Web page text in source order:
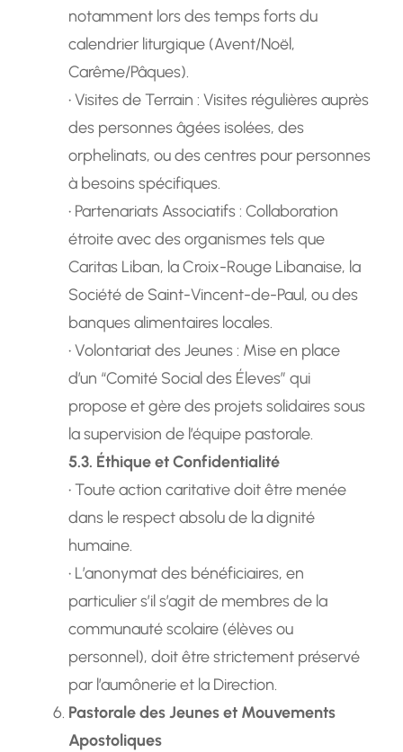
notamment lors des temps forts du
calendrier liturgique (Avent/Noël,
Carême/Pâques).
• Visites de Terrain : Visites régulières auprès
des personnes âgées isolées, des
orphelinats, ou des centres pour personnes
à besoins spécifiques.
• Partenariats Associatifs : Collaboration
étroite avec des organismes tels que
Caritas Liban, la Croix-Rouge Libanaise, la
Société de Saint-Vincent-de-Paul, ou des
banques alimentaires locales.
• Volontariat des Jeunes : Mise en place
d’un “Comité Social des Éleves” qui
propose et gère des projets solidaires sous
la supervision de l’équipe pastorale.
5.3. Éthique et Confidentialité
• Toute action caritative doit être menée
dans le respect absolu de la dignité
humaine.
• L’anonymat des bénéficiaires, en
particulier s’il s’agit de membres de la
communauté scolaire (élèves ou
personnel), doit être strictement préservé
par l’aumônerie et la Direction.
Pastorale des Jeunes et Mouvements
Apostoliques